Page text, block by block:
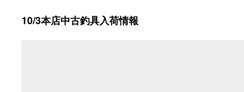
10/3本店中古釣具入荷情報